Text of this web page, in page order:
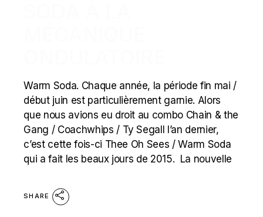
Warm Soda. Chaque année, la période fin mai /
début juin est particulièrement garnie. Alors
que nous avions eu droit au combo Chain & the
Gang / Coachwhips / Ty Segall l’an dernier,
c’est cette fois-ci Thee Oh Sees / Warm Soda
qui a fait les beaux jours de 2015. La nouvelle
SHARE